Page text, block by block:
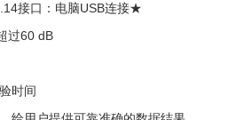
接口：电脑USB连接★
过60 dB
时间